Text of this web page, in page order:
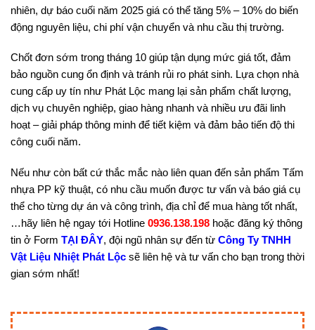
nhiên, dự báo cuối năm 2025 giá có thể tăng 5% – 10% do biến
động nguyên liệu, chi phí vận chuyển và nhu cầu thị trường.
Chốt đơn sớm trong tháng 10 giúp tận dụng mức giá tốt, đảm
bảo nguồn cung ổn định và tránh rủi ro phát sinh. Lựa chọn nhà
cung cấp uy tín như Phát Lộc mang lại sản phẩm chất lượng,
dịch vụ chuyên nghiệp, giao hàng nhanh và nhiều ưu đãi linh
hoạt – giải pháp thông minh để tiết kiệm và đảm bảo tiến độ thi
công cuối năm.
Nếu như còn bất cứ thắc mắc nào liên quan đến sản phẩm Tấm
nhựa PP kỹ thuật, có nhu cầu muốn được tư vấn và báo giá cụ
thể cho từng dự án và công trình, địa chỉ để mua hàng tốt nhất,
…hãy liên hệ ngay tới Hotline 0936.138.198 hoặc đăng ký thông
tin ở Form TẠI ĐÂY, đội ngũ nhân sự đến từ Công Ty TNHH
Vật Liệu Nhiệt Phát Lộc sẽ liên hệ và tư vấn cho bạn trong thời
gian sớm nhất!